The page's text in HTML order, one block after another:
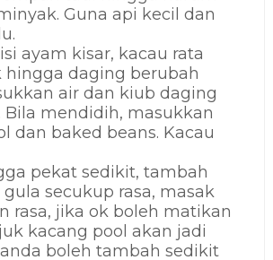
Guna api kecil dan
ayam kisar, kacau rata
hingga daging berubah
air dan kiub daging
Bila mendidih, masukkan
dan baked beans. Kacau
pekat sedikit, tambah
secukup rasa, masak
rasa, jika ok boleh matikan
kacang pool akan jadi
boleh tambah sedikit